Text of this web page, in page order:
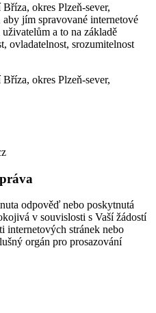
okres Plzeň-sever,
jím spravované internetové
a to na základě
ovladatelnost, srozumitelnost
okres Plzeň-sever,
odpověď nebo poskytnutá
v souvislosti s Vaší žádostí
internetových stránek nebo
orgán pro prosazování